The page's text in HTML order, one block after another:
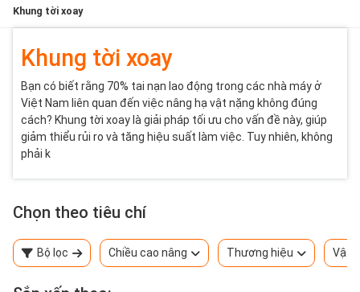
Khung tời xoay
Khung tời xoay
Bạn có biết rằng 70% tai nạn lao động trong các nhà máy ở
Việt Nam liên quan đến việc nâng hạ vật nặng không đúng
cách? Khung tời xoay là giải pháp tối ưu cho vấn đề này, giúp
giảm thiểu rủi ro và tăng hiệu suất làm việc. Tuy nhiên, không
phải k
Chọn theo tiêu chí
Bộ lọc Chiều cao nâng Thương hiệu Vật